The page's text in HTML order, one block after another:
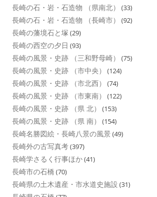
長崎の石・岩・石造物 （県南北） (33)
長崎の石・岩・石造物 （長崎市） (92)
長崎の藩境石と塚 (29)
長崎の西空の夕日 (93)
長崎の風景・史跡 （三和野母崎） (75)
長崎の風景・史跡 （市中央） (124)
長崎の風景・史跡 （市北西） (74)
長崎の風景・史跡 （市東南） (122)
長崎の風景・史跡 （県 北） (153)
長崎の風景・史跡 （県 南） (154)
長崎名勝図絵・長崎八景の風景 (49)
長崎外の古写真考(397)
長崎学さるく行事ほか(41)
長崎市の石橋 (70)
長崎県の土木遺産・市水道史施設 (31)